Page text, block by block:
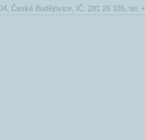
České Budějovice, IČ: 281 26 335, tel.